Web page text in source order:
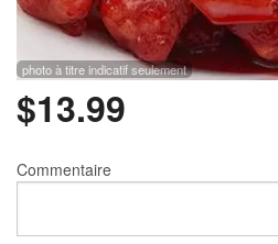
photo à titre indicatif seulement
$13.99
Commentaire